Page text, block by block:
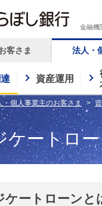
金融機
客さま 法人・
資産運用
・個人事業主のお客さま
ケートロ
ケートローンと